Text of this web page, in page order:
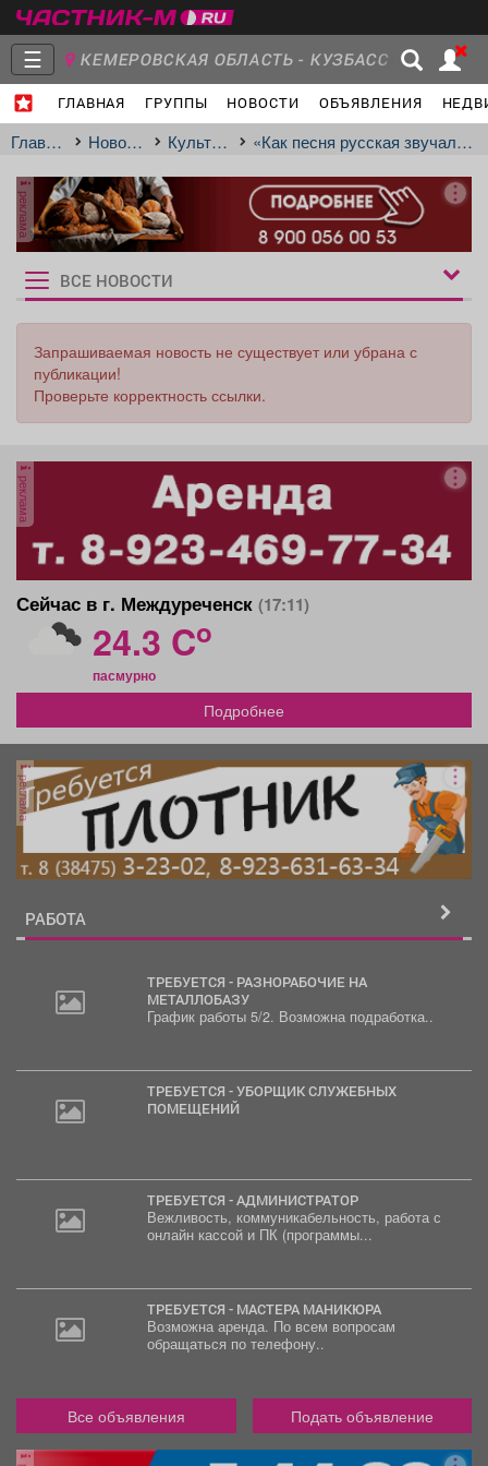
☰ КЕМЕРОВСКАЯ ОБЛАСТЬ - КУЗБАСС
ГЛАВНАЯ ГРУППЫ НОВОСТИ ОБЪЯВЛЕНИЯ
Главная
Группы
Объявления Недвижимость Услуги
Работа
Афиша Обучение
Товары
ТВ программа Я - пенсионер
Главная Новости Культура «Как песня русская звучала…»
реклама
Рукбрики
новостей
ВСЕ НОВОСТИ
Запрашиваемая новость не существует или убрана с
публикации!
Проверьте корректность ссылки.
реклама
Сейчас в г. Междуреченск (17:11)
24.3 Co
пасмурно
Подробнее
реклама
РАБОТА
ТРЕБУЕТСЯ - РАЗНОРАБОЧИЕ НА
МЕТАЛЛОБАЗУ
График работы 5/2. Возможна подработка..
ТРЕБУЕТСЯ - УБОРЩИК СЛУЖЕБНЫХ
ПОМЕЩЕНИЙ
ТРЕБУЕТСЯ - АДМИНИСТРАТОР
Вежливость, коммуникабельность, работа с
онлайн кассой и ПК (программы...
ТРЕБУЕТСЯ - МАСТЕРА МАНИКЮРА
Возможна аренда. По всем вопросам
обращаться по телефону..
Все объявления Подать объявление